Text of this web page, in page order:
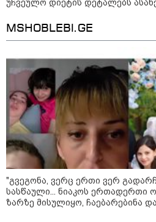
ენასა
23:15 /
22:30 /
უჩვეულო დიეტის დეტალებს
MSHOBLEBI.GE
"გვეგონა, ვერც ერთი ვერ
სასწაული... ნიაკოს ერთადერთი
ზარზე მისულიყო, ჩაებარებინა